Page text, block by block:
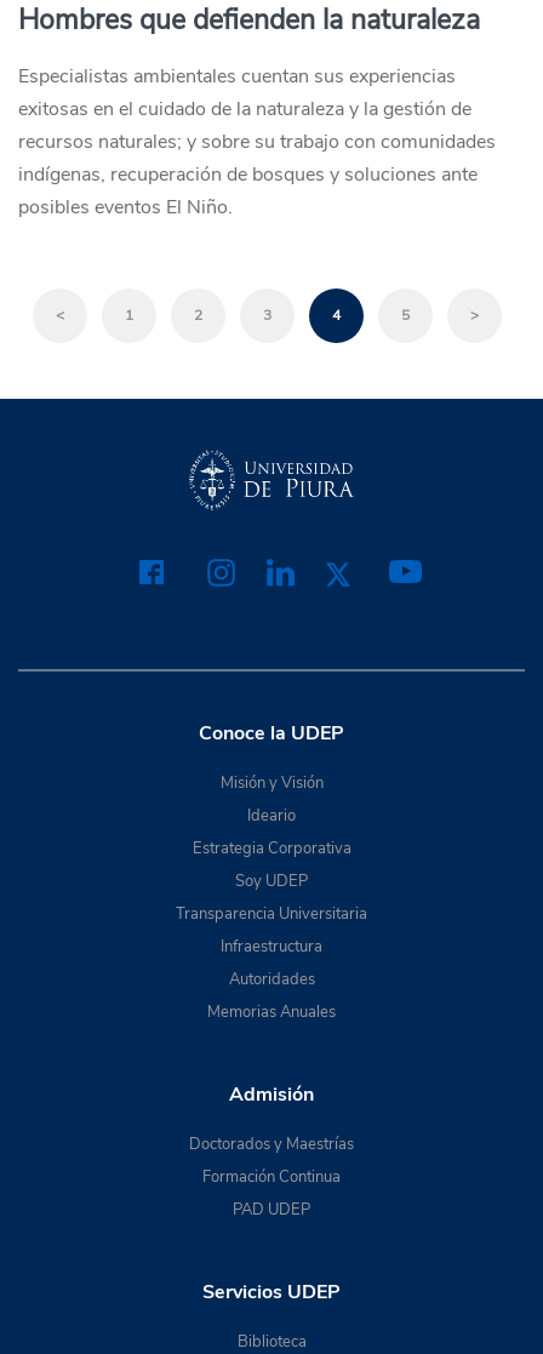
Hombres que defienden la naturaleza
Especialistas ambientales cuentan sus experiencias
exitosas en el cuidado de la naturaleza y la gestión de
recursos naturales; y sobre su trabajo con comunidades
indígenas, recuperación de bosques y soluciones ante
posibles eventos El Niño.
< 1 2 3 4 5 >
Conoce la UDEP
Misión y Visión
Ideario
Estrategia Corporativa
Soy UDEP
Transparencia Universitaria
Infraestructura
Autoridades
Memorias Anuales
Admisión
Doctorados y Maestrías
Formación Continua
PAD UDEP
Servicios UDEP
Biblioteca